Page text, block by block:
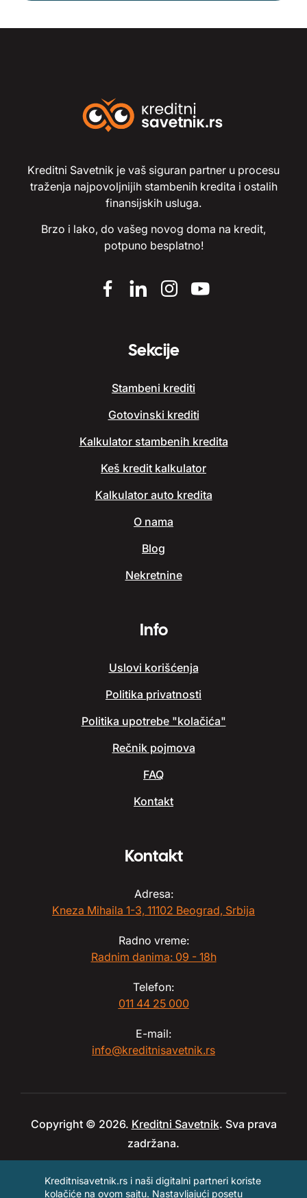
Kreditni Savetnik je vaš siguran partner u procesu
traženja najpovoljnijih stambenih kredita i ostalih
finansijskih usluga.
Brzo i lako, do vašeg novog doma na kredit,
potpuno besplatno!
Sekcije
Stambeni krediti
Gotovinski krediti
Kalkulator stambenih kredita
Keš kredit kalkulator
Kalkulator auto kredita
O nama
Blog
Nekretnine
Info
Uslovi korišćenja
Politika privatnosti
Politika upotrebe "kolačića"
Rečnik pojmova
FAQ
Kontakt
Kontakt
Adresa:
Kneza Mihaila 1-3, 11102 Beograd, Srbija
Radno vreme:
Radnim danima: 09 - 18h
Telefon:
011 44 25 000
E-mail:
info@kreditnisavetnik.rs
Copyright © 2026. Kreditni Savetnik. Sva prava
zadržana.
Kreditnisavetnik.rs i naši digitalni partneri koriste
kolačiće na ovom sajtu. Nastavljajući posetu